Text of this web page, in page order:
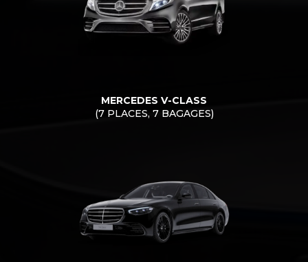
MERCEDES V-CLASS
(7 PLACES, 7 BAGAGES)